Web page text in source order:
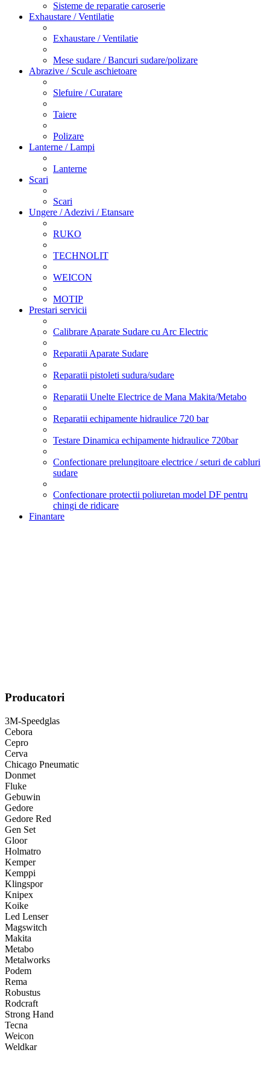
Sisteme de reparatie caroserie
Exhaustare / Ventilatie
Exhaustare / Ventilatie
Mese sudare / Bancuri sudare/polizare
Abrazive / Scule aschietoare
Slefuire / Curatare
Taiere
Polizare
Lanterne / Lampi
Lanterne
Scari
Scari
Ungere / Adezivi / Etansare
RUKO
TECHNOLIT
WEICON
MOTIP
Prestari servicii
Calibrare Aparate Sudare cu Arc Electric
Reparatii Aparate Sudare
Reparatii pistoleti sudura/sudare
Reparatii Unelte Electrice de Mana Makita/Metabo
Reparatii echipamente hidraulice 720 bar
Testare Dinamica echipamente hidraulice 720bar
Confectionare prelungitoare electrice / seturi de cabluri
sudare
Confectionare protectii poliuretan model DF pentru
chingi de ridicare
Finantare
Producatori
3M-Speedglas
Cebora
Cepro
Cerva
Chicago Pneumatic
Donmet
Fluke
Gebuwin
Gedore
Gedore Red
Gen Set
Gloor
Holmatro
Kemper
Kemppi
Klingspor
Knipex
Koike
Led Lenser
Magswitch
Makita
Metabo
Metalworks
Podem
Rema
Robustus
Rodcraft
Strong Hand
Tecna
Weicon
Weldkar